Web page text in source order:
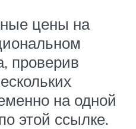
цены на
проверив
на одной
этой ссылке.